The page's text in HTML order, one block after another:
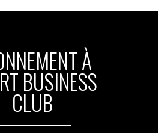
À
BUSINESS
CLUB